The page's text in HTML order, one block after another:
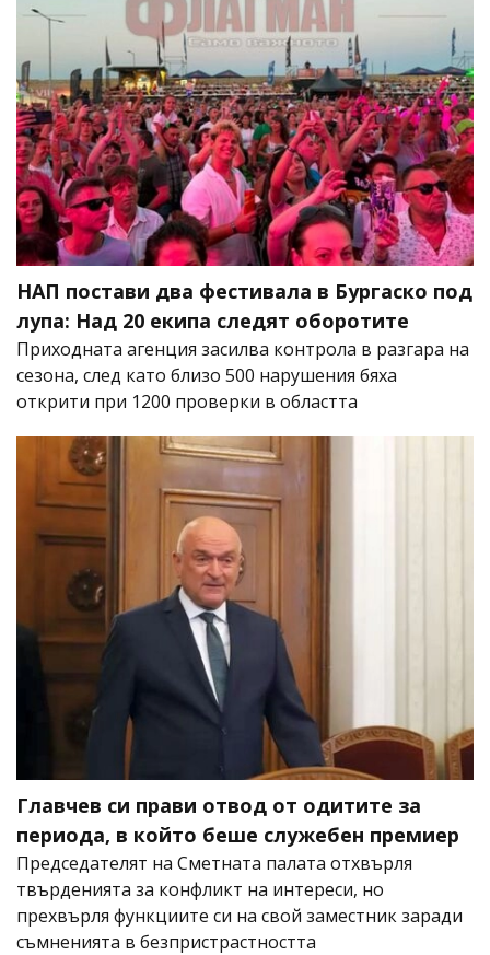
НАП постави два фестивала в Бургаско под
лупа: Над 20 екипа следят оборотите
Приходната агенция засилва контрола в разгара на
сезона, след като близо 500 нарушения бяха
открити при 1200 проверки в областта
Главчев си прави отвод от одитите за
периода, в който беше служебен премиер
Председателят на Сметната палата отхвърля
твърденията за конфликт на интереси, но
прехвърля функциите си на свой заместник заради
съмненията в безпристрастността